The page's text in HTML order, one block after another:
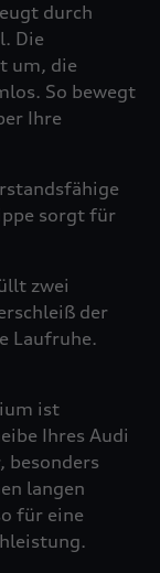
durch
Die
um, die
So bewegt
Ihre
sorgt für
zwei
der
Laufruhe.
ist
Ihres Audi
besonders
langen
für eine